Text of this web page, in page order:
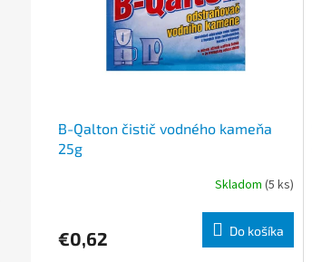
B-Qalton čistič vodného kameňa
25g
Skladom (5 ks)
€0,62 Do košíka